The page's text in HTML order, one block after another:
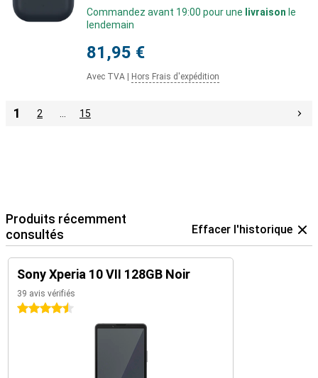
Commandez avant 19:00 pour une livraison le
lendemain
81,95 €
Avec TVA Hors Frais d'expédition
1 2 15
Produits récemment
consultés
Effacer l'historique
Sony Xperia 10 VII 128GB Noir
39 avis vérifiés
4.5 étoiles